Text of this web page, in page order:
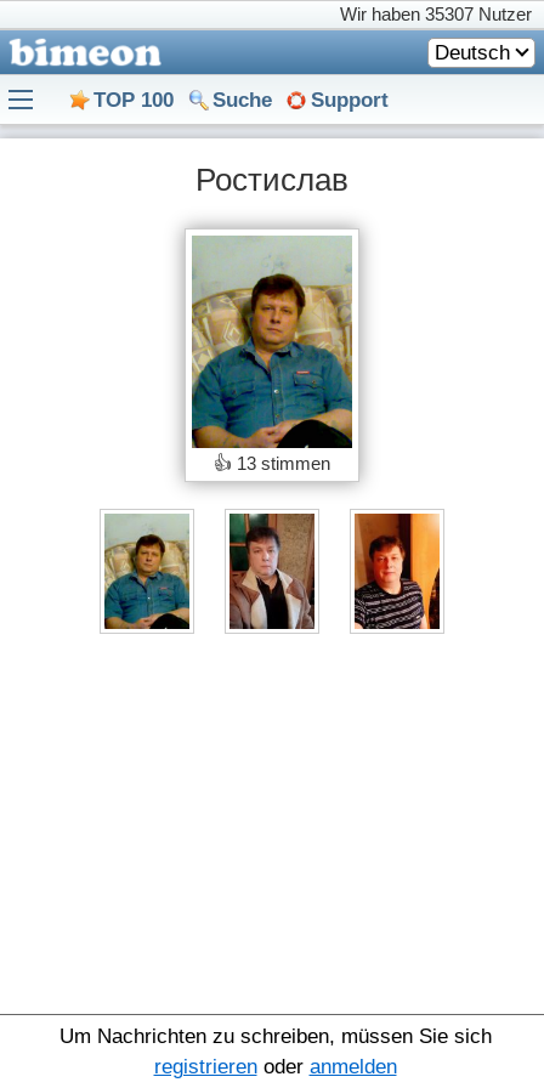
Wir haben 35307 Nutzer
Deutsch
TOP 100 Suche Support
Ростислав
👍 13 stimmen
Um Nachrichten zu schreiben, müssen Sie sich
registrierenoder anmelden